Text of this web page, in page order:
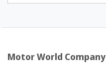
Motor World Company